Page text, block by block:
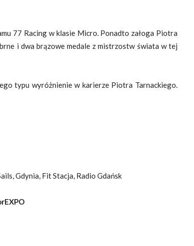
77 Racing w klasie Micro. Ponadto załoga Piotra
i dwa brązowe medale z mistrzostw świata w tej
typu wyróżnienie w karierze Piotra Tarnackiego.
Gdynia, Fit Stacja, Radio Gdańsk